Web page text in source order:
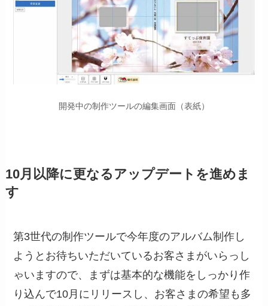
開発中の制作ツールの編集画面（表紙）
10月以降に更なるアップデートを進めま
す
第3世代の制作ツールで今年度のアルバム制作し
ようとお待ちいただいているお客さまがいらっし
ゃいますので、まずは基本的な機能をしっかり作
り込んで10月にリリースし、お客さまの希望も多